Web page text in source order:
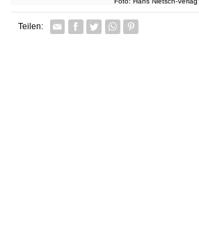
Teilen: Facebook
TwitterWhatsapp senden
Pin it